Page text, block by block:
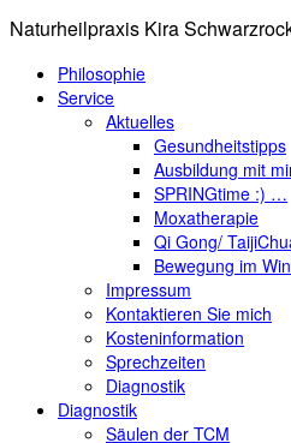
Naturheilpraxis Kira
Philosophie
Service
Aktuelles
Gesundheitstipps
Ausbildung mit
SPRINGtime :) …
Moxatherapie
Qi Gong/
Bewegung im
Impressum
Kontaktieren Sie mich
Kosteninformation
Sprechzeiten
Diagnostik
Diagnostik
Säulen der TCM